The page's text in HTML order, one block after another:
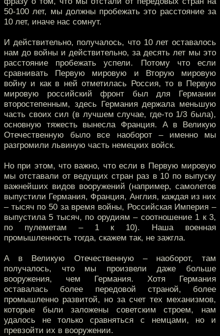
50-100 лет, мы должны пробежать это расстояние за
10 лет, иначе нас сомнут.
И действительно, получалось, что 10 лет оставалось
нам до войны и действительно, за десять лет мы это
расстояние пробежать успели. Потому что если
сравнивать Первую мировую и Вторую мировую
войну и как в ней отметилась Россия, то в Первую
мировую российский фронт был для Германии
второстепенным, здесь Германия держала меньшую
часть своих сил (в лучшем случае, где-то 1/3 была),
основную тяжесть вынесла Франция. А в Великую
Отечественную было все наоборот – именно мы
разгромили львиную часть немецких войск.
Но при этом, что важно, что если в Первую мировую
мы отставали от ведущих стран раз в 10 по выпуску
важнейших видов вооружений (например, самолетов
выпустили Германия, Франция, Англия, каждая из них
– тысяч по 50 за время войны, Российская Империя –
выпустила 5 тысяч, по орудиям – соотношение 1 к 3,
по пулеметам – 1 к 10). Наша военная
промышленность тогда, скажем так, не зажгла.
А в Великую Отечественную – наоборот, там
получалось, что мы произвели даже больше
вооружения, чем Германия. Хотя Германия
оставалась более передовой страной, более
промышленно развитой, но за счет тех механизмов,
которые были заложены советским строем, нам
удалось не только сравняться с немцами, но и
превзойти их в вооружении.